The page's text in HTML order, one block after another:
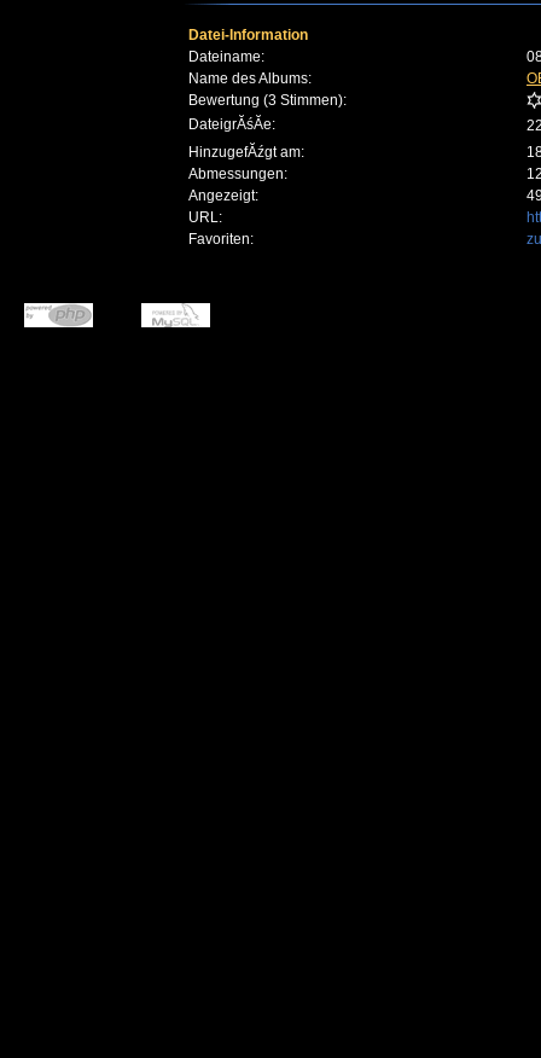
Datei-Information
Dateiname:
Name des Albums:
Bewertung (3 Stimmen):
DateigrĂśĂe:
HinzugefĂźgt am:
Abmessungen:
Angezeigt:
URL:
Favoriten: